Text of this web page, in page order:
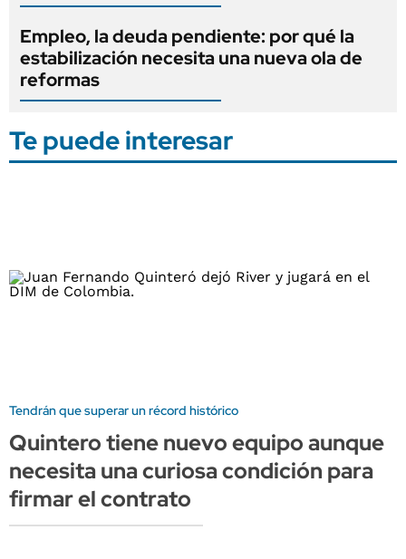
Empleo, la deuda pendiente: por qué la
estabilización necesita una nueva ola de
reformas
Te puede interesar
Tendrán que superar un récord histórico
Quintero tiene nuevo equipo aunque
necesita una curiosa condición para
firmar el contrato